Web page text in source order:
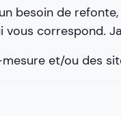
besoin de
correspond.
et/ou des